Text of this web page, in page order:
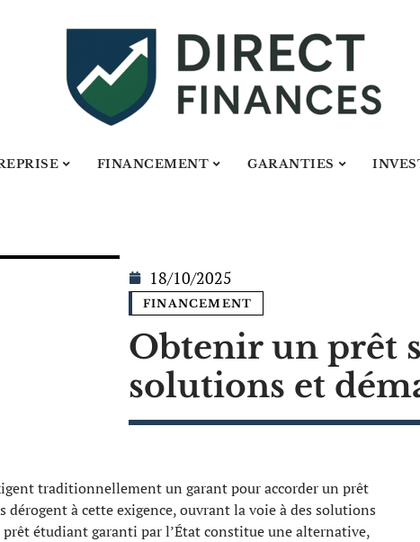
FINANCEMENT GARANTIES
18/10/2025
FINANCEMENT
Obtenir un prêt
solutions et
traditionnellement un garant pour accorder un prêt
à cette exigence, ouvrant la voie à des solutions
étudiant garanti par l’État constitue une alternative,